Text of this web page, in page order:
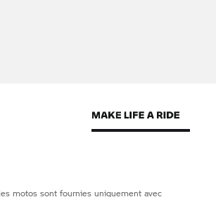
motos sont fournies uniquement avec